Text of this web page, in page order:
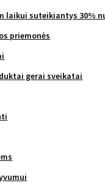
laikui suteikiantys 30%
priemonės
gerai sveikatai